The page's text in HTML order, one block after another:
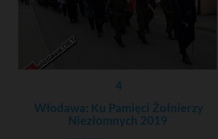
4
Włodawa: Ku Pamięci Żołnierzy
Niezłomnych 2019